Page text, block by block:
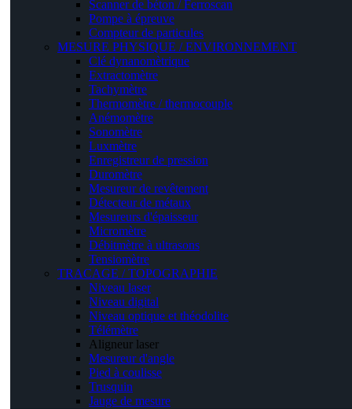
Scanner de béton / Ferroscan
Pompe à épreuve
Compteur de particules
MESURE PHYSIQUE / ENVIRONNEMENT
Clé dynanomètrique
Extractomètre
Tachymètre
Thermomètre / thermocouple
Anémomètre
Sonomètre
Luxmètre
Enregistreur de pression
Duromètre
Mesureur de revêtement
Détecteur de métaux
Mesureurs d'épaisseur
Micromètre
Débitmètre à ultrasons
Tensiomètre
TRACAGE / TOPOGRAPHIE
Niveau laser
Niveau digital
Niveau optique et théodolite
Télémètre
Aligneur laser
Mesureur d'angle
Pied à coulisse
Trusquin
Jauge de mesure